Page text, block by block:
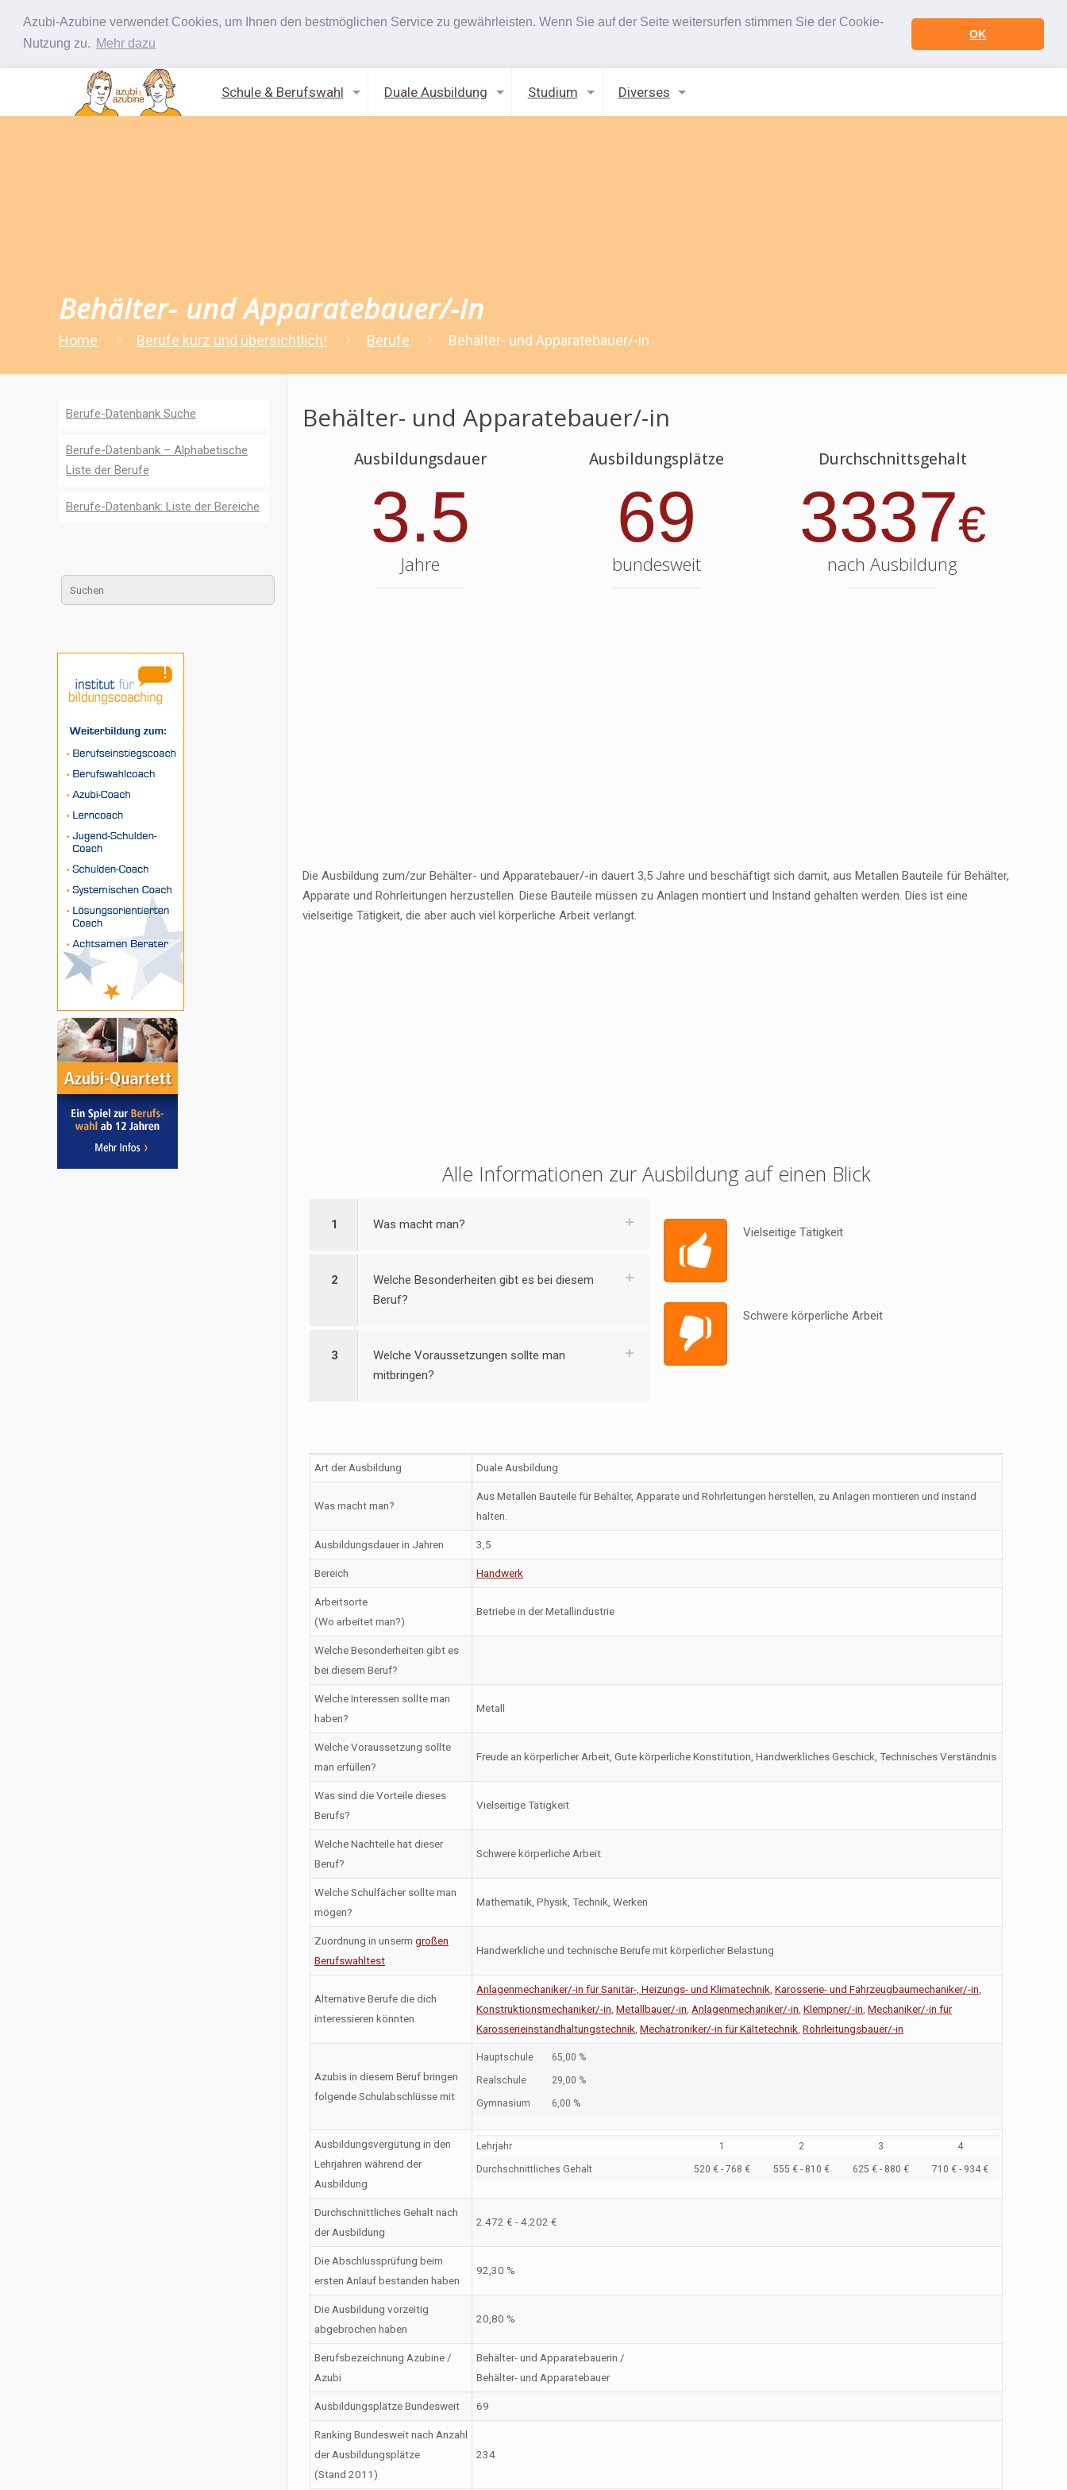
Azubi-Azubine verwendet Cookies, um Ihnen den bestmöglichen Service zu gewährleisten. Wenn Sie auf der Seite weitersurfen stimmen Sie der Cookie-
Nutzung zu. Mehr dazu
OK
Schule & Berufswahl Duale Ausbildung Studium Diverses
Behälter- und Apparatebauer/-in
Home Berufe kurz und übersichtlich! Berufe Behälter- und Apparatebauer/-in
Behälter- und Apparatebauer/-in
Ausbildungsdauer
3.5
Jahre
Ausbildungsplätze
69
bundesweit
Durchschnittsgehalt
3337€
nach Ausbildung
Die Ausbildung zum/zur Behälter- und Apparatebauer/-in dauert 3,5 Jahre und beschäftigt sich damit, aus Metallen Bauteile für Behälter,
Apparate und Rohrleitungen herzustellen. Diese Bauteile müssen zu Anlagen montiert und Instand gehalten werden. Dies ist eine
vielseitige Tätigkeit, die aber auch viel körperliche Arbeit verlangt.
Alle Informationen zur Ausbildung auf einen Blick
1 Was macht man?
2
Welche Besonderheiten gibt es bei diesem
Beruf?
3
Welche Voraussetzungen sollte man
mitbringen?
Vielseitige Tätigkeit
Schwere körperliche Arbeit
Art der Ausbildung Duale Ausbildung
Was macht man?
Aus Metallen Bauteile für Behälter, Apparate und Rohrleitungen herstellen, zu Anlagen montieren und instand
halten.
Ausbildungsdauer in Jahren 3,5
Bereich Handwerk
Arbeitsorte
(Wo arbeitet man?)
Betriebe in der Metallindustrie
Welche Besonderheiten gibt es
bei diesem Beruf?
Welche Interessen sollte man
haben?
Metall
Welche Voraussetzung sollte
man erfüllen?
Freude an körperlicher Arbeit, Gute körperliche Konstitution, Handwerkliches Geschick, Technisches Verständnis
Was sind die Vorteile dieses
Berufs?
Vielseitige Tätigkeit
Welche Nachteile hat dieser
Beruf?
Schwere körperliche Arbeit
Welche Schulfächer sollte man
mögen?
Mathematik, Physik, Technik, Werken
Zuordnung in unserm großen
Berufswahltest
Handwerkliche und technische Berufe mit körperlicher Belastung
Alternative Berufe die dich
interessieren könnten
Anlagenmechaniker/-in für Sanitär-, Heizungs- und Klimatechnik Karosserie- und Fahrzeugbaumechaniker/-in
Konstruktionsmechaniker/-in Metallbauer/-in Anlagenmechaniker/-in Klempner/-in Mechaniker/-in für
Karosserieinstandhaltungstechnik Mechatroniker/-in für Kältetechnik Rohrleitungsbauer/-in
Azubis in diesem Beruf bringen
folgende Schulabschlüsse mit
Hauptschule 65,00 %
Realschule 29,00 %
Gymnasium 6,00 %
Ausbildungsvergütung in den
Lehrjahren während der
Ausbildung
Lehrjahr 1 2 3 4
Durchschnittliches Gehalt 520 € - 768 € 555 € - 810 € 625 € - 880 € 710 € - 934 €
Durchschnittliches Gehalt nach
der Ausbildung
2.472 € - 4.202 €
Die Abschlussprüfung beim
ersten Anlauf bestanden haben
92,30 %
Die Ausbildung vorzeitig
abgebrochen haben
20,80 %
Berufsbezeichnung Azubine /
Azubi
Behälter- und Apparatebauerin /
Behälter- und Apparatebauer
Ausbildungsplätze Bundesweit 69
Ranking Bundesweit nach Anzahl
der Ausbildungsplätze
(Stand 2011)
234
Berufe-Datenbank Suche
Berufe-Datenbank – Alphabetische
Liste der Berufe
Berufe-Datenbank: Liste der Bereiche